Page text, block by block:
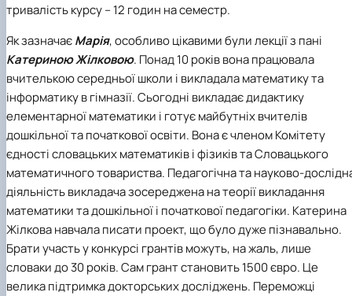
тривалість курсу – 12 годин на семестр.
Як зазначаєМарія, особливо цікавими були лекції з пані
Катериною Жілковою. Понад 10 років вона працювала
вчителькою середньої школи і викладала математику та
інформатику в гімназії. Сьогодні викладає дидактику
елементарної математики і готує майбутніх вчителів
дошкільної та початкової освіти. Вона є членом Комітету
єдності словацьких математиків і фізиків та Словацького
математичного товариства. Педагогічна та науково-
діяльність викладача зосереджена на теорії викладання
математики та дошкільної і початкової педагогіки. Катерина
Жілкова навчала писати проект, що було дуже пізнавально.
Брати участь у конкурсі грантів можуть, на жаль, лише
словаки до 30 років. Сам грант становить 1500 євро. Це
велика підтримка докторських досліджень. Переможці